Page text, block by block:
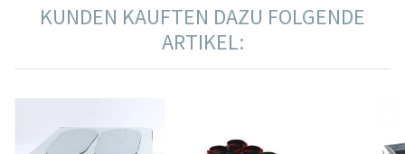
KUNDEN KAUFTEN DAZU FOLGENDE
ARTIKEL: